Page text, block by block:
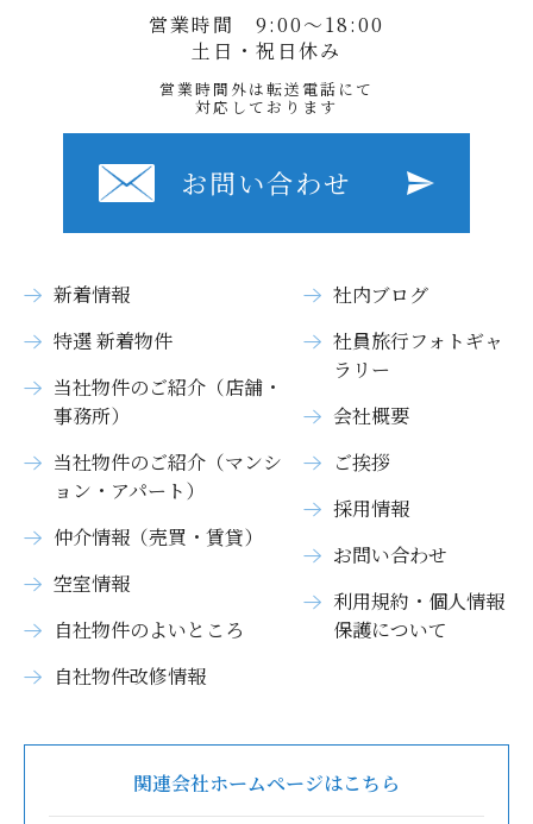
営業時間 9:00〜18:00
土日・祝日休み
営業時間外は転送電話にて
対応しております
お問い合わせ
新着情報
特選 新着物件
当社物件のご紹介（店舗・
事務所）
当社物件のご紹介（マンシ
ョン・アパート）
仲介情報（売買・賃貸）
空室情報
自社物件のよいところ
自社物件改修情報
社内ブログ
社員旅行フォトギャ
ラリー
会社概要
ご挨拶
採用情報
お問い合わせ
利用規約・個人情報
保護について
関連会社ホームページはこちら